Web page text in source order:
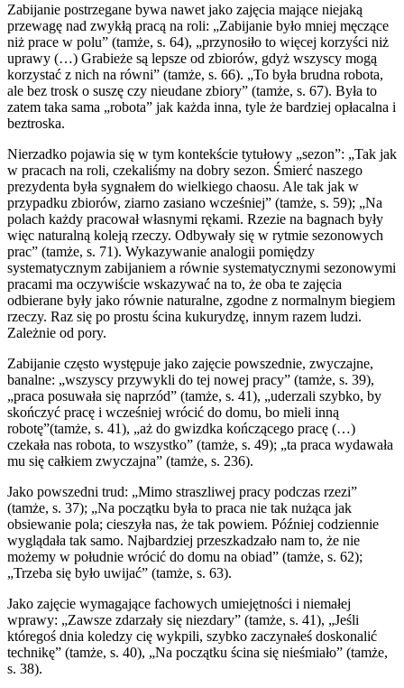
Zabijanie postrzegane bywa nawet jako zajęcia mające niejaką
przewagę nad zwykłą pracą na roli: „Zabijanie było mniej męczące
niż prace w polu” (tamże, s. 64), „przynosiło to więcej korzyści niż
uprawy (…) Grabieże są lepsze od zbiorów, gdyż wszyscy mogą
korzystać z nich na równi” (tamże, s. 66). „To była brudna robota,
ale bez trosk o suszę czy nieudane zbiory” (tamże, s. 67). Była to
zatem taka sama „robota” jak każda inna, tyle że bardziej opłacalna i
beztroska.
Nierzadko pojawia się w tym kontekście tytułowy „sezon”: „Tak jak
w pracach na roli, czekaliśmy na dobry sezon. Śmierć naszego
prezydenta była sygnałem do wielkiego chaosu. Ale tak jak w
przypadku zbiorów, ziarno zasiano wcześniej” (tamże, s. 59); „Na
polach każdy pracował własnymi rękami. Rzezie na bagnach były
więc naturalną koleją rzeczy. Odbywały się w rytmie sezonowych
prac” (tamże, s. 71). Wykazywanie analogii pomiędzy
systematycznym zabijaniem a równie systematycznymi sezonowymi
pracami ma oczywiście wskazywać na to, że oba te zajęcia
odbierane były jako równie naturalne, zgodne z normalnym biegiem
rzeczy. Raz się po prostu ścina kukurydzę, innym razem ludzi.
Zależnie od pory.
Zabijanie często występuje jako zajęcie powszednie, zwyczajne,
banalne: „wszyscy przywykli do tej nowej pracy” (tamże, s. 39),
„praca posuwała się naprzód” (tamże, s. 41), „uderzali szybko, by
skończyć pracę i wcześniej wrócić do domu, bo mieli inną
robotę”(tamże, s. 41), „aż do gwizdka kończącego pracę (…)
czekała nas robota, to wszystko” (tamże, s. 49); „ta praca wydawała
mu się całkiem zwyczajna” (tamże, s. 236).
Jako powszedni trud: „Mimo straszliwej pracy podczas rzezi”
(tamże, s. 37); „Na początku była to praca nie tak nużąca jak
obsiewanie pola; cieszyła nas, że tak powiem. Później codziennie
wyglądała tak samo. Najbardziej przeszkadzało nam to, że nie
możemy w południe wrócić do domu na obiad” (tamże, s. 62);
„Trzeba się było uwijać” (tamże, s. 63).
Jako zajęcie wymagające fachowych umiejętności i niemałej
wprawy: „Zawsze zdarzały się niezdary” (tamże, s. 41), „Jeśli
któregoś dnia koledzy cię wykpili, szybko zaczynałeś doskonalić
technikę” (tamże, s. 40), „Na początku ścina się nieśmiało” (tamże,
s. 38).